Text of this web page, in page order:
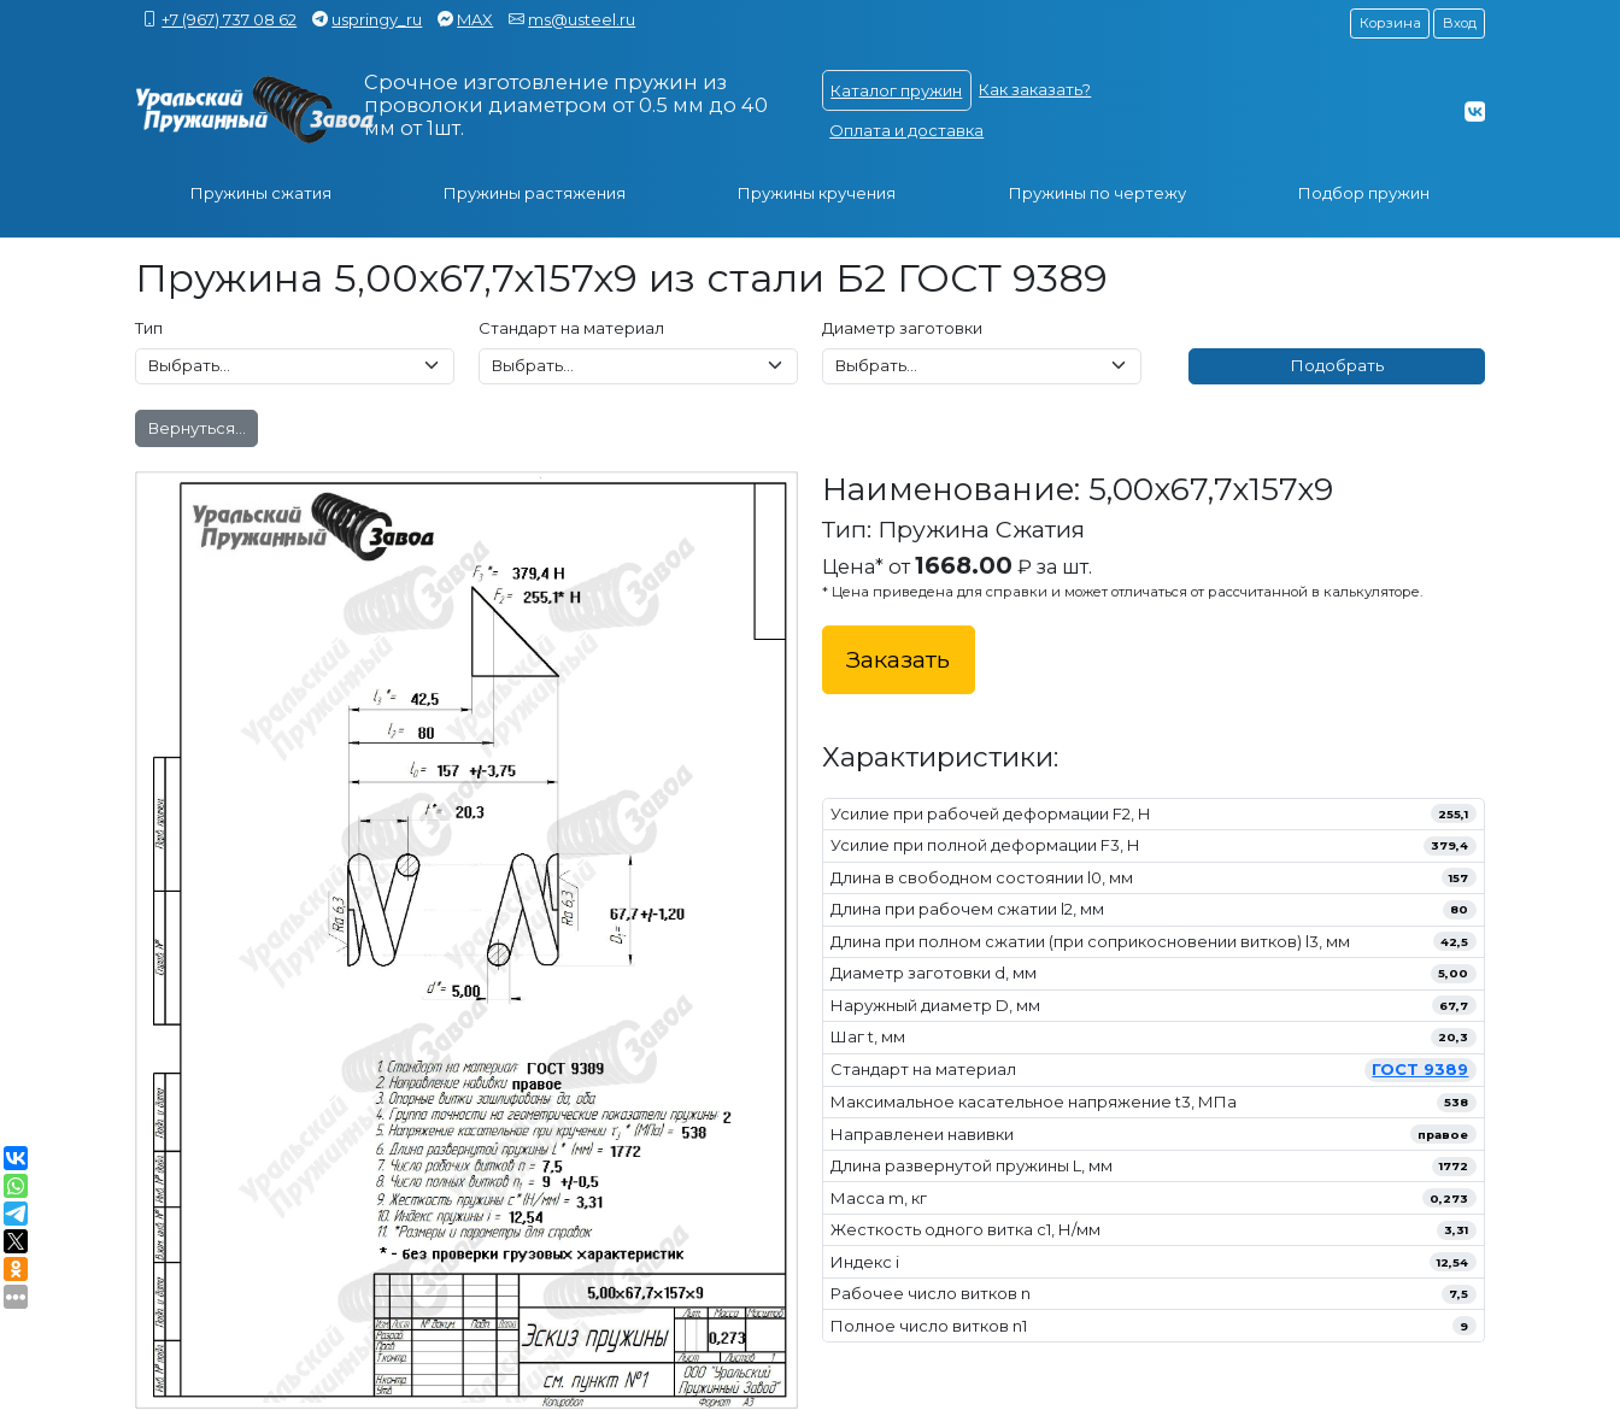
+7 (967) 737 08 62 uspringy_ru MAX ms@usteel.ru Корзина Вход
Срочное изготовление пружин из
проволоки диаметром от 0.5 мм до 40
мм от 1шт.
Каталог пружин Как заказать?
Оплата и доставка
Пружины сжатия Пружины растяжения Пружины кручения Пружины по чертежу Подбор пружин
Пружина 5,00x67,7x157x9 из стали Б2 ГОСТ 9389
Тип Стандарт на материал Диаметр заготовки
Вернуться...
Наименование: 5,00x67,7x157x9
Тип: Пружина Сжатия
Цена* от1668.00 ₽ за шт.
* Цена приведена для справки и может отличаться от рассчитанной в калькуляторе.
Заказать
Характиристики:
Усилие при рабочей деформации F2, Н 255,1
Усилие при полной деформации F3, Н 379,4
Длина в свободном состоянии l0, мм 157
Длина при рабочем сжатии l2, мм 80
Длина при полном сжатии (при соприкосновении витков) l3, мм 42,5
Диаметр заготовки d, мм 5,00
Наружный диаметр D, мм 67,7
Шаг t, мм 20,3
Стандарт на материал
ГОСТ 9389
Максимальное касательное напряжение t3, МПа
538
Направленеи навивки правое
Длина развернутой пружины L, мм 1772
Масса m, кг 0,273
Жесткость одного витка c1, Н/мм 3,31
Индекс i 12,54
Рабочее число витков n 7,5
Полное число витков n1 9